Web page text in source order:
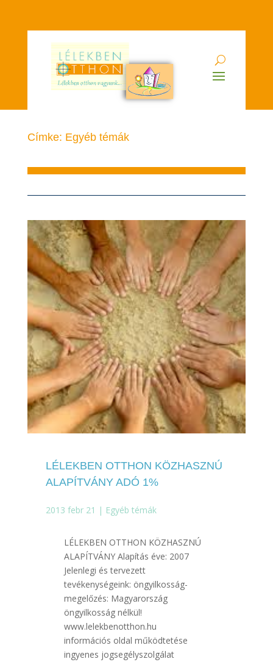
Címke: Egyéb témák
LÉLEKBEN OTTHON KÖZHASZNÚ
ALAPÍTVÁNY ADÓ 1%
2013 febr 21 | Egyéb témák
LÉLEKBEN OTTHON KÖZHASZNÚ
ALAPÍTVÁNY Alapítás éve: 2007
Jelenlegi és tervezett
tevékenységeink: öngyilkosság-
megelőzés: Magyarország
öngyilkosság nélkül!
www.lelekbenotthon.hu
információs oldal működtetése
ingyenes jogsegélyszolgálat